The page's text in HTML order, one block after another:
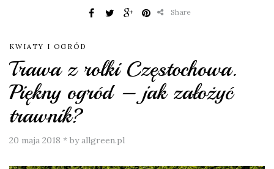
Share
KWIATY I OGRÓD
Trawa z rolki Częstochowa.
Piękny ogród – jak założyć
trawnik?
20 maja 2018 * by allgreen.pl